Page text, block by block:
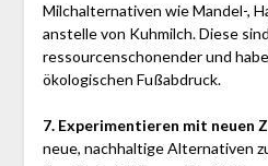
Milchalternativen wie Mandel-,
anstelle von Kuhmilch. Diese
ressourcenschonender und
ökologischen Fußabdruck.
7. Experimentieren mit neuen
neue, nachhaltige Alternativen